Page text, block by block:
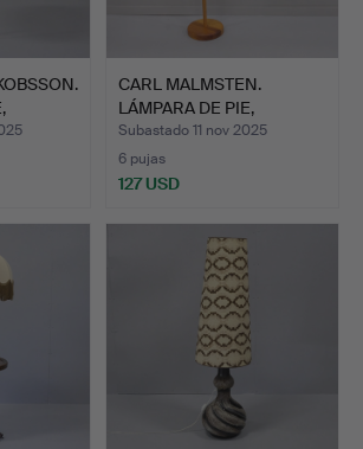
CARL MALMSTEN.
LÁMPARA DE PIE,
«VALLA».
Subastado 11 nov 2025
6 pujas
127 USD